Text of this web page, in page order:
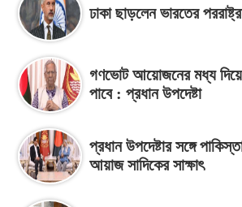
ঢাকা ছাড়লেন ভারতের
গণভোট আয়োজনের মধ্য দিয়ে
পাবে : প্রধান উপদেষ্টা
প্রধান উপদেষ্টার সঙ্গে
আয়াজ সাদিকের সাক্ষাৎ